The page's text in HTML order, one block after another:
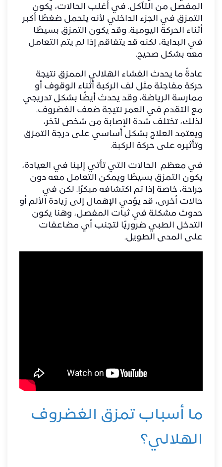
المفصل من التآكل. في أغلب الحالات، يكون
التمزق في الجزء الداخلي لأنه يتحمل ضغطًا أكبر
أثناء الحركة اليومية. وقد يكون التمزق بسيطًا
في البداية، لكنه قد يتفاقم إذا لم يتم التعامل
معه بشكل صحيح.
عادةً ما يحدث الغشاء الهلالي الممزق نتيجة
حركة مفاجئة مثل لف الركبة أثناء الوقوف أو
ممارسة الرياضة، وقد يحدث أيضًا بشكل تدريجي
مع التقدم في العمر نتيجة ضعف الغضروف.
لذلك، تختلف شدة الإصابة من شخص لآخر،
ويعتمد العلاج بشكل أساسي على درجة التمزق
وتأثيره على حركة الركبة.
في معظم الحالات التي تأتي إلينا في العيادة،
يكون التمزق بسيطًا ويمكن التعامل معه دون
جراحة، خاصة إذا تم اكتشافه مبكرًا. لكن في
حالات أخرى، قد يؤدي الإهمال إلى زيادة الألم أو
حدوث مشكلة في ثبات المفصل، وهنا يكون
التدخل الطبي ضروريًا لتجنب أي مضاعفات
على المدى الطويل.
ما أسباب تمزق الغضروف
الهلالي؟